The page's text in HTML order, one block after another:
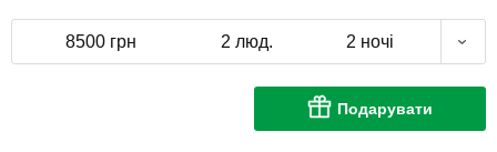
8500 грн 2 люд. 2 ночі
Подарувати